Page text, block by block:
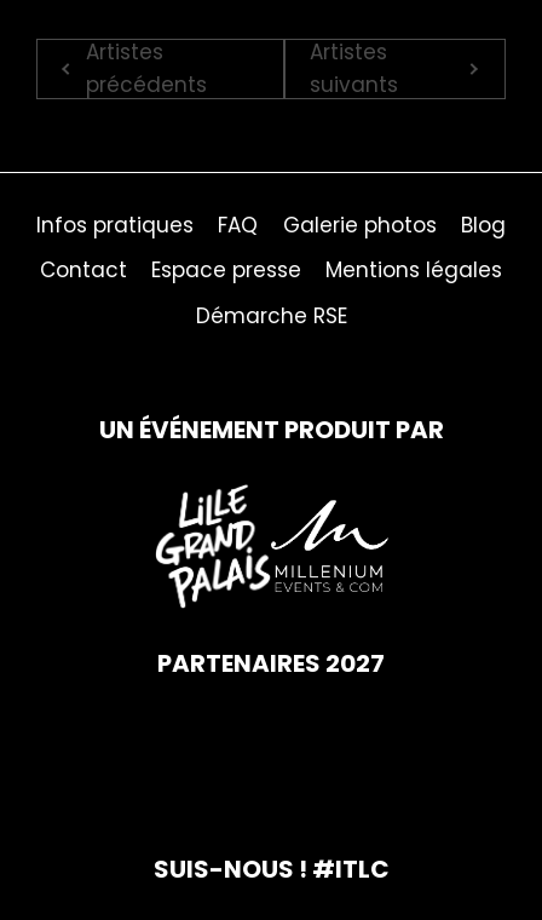
Artistes
précédents
Artistes
suivants
Infos pratiques FAQ Galerie photos
Blog
Contact
Espace presse
Mentions légales
Démarche RSE
UN ÉVÉNEMENT PRODUIT PAR
PARTENAIRES 2027
SUIS-NOUS ! #ITLC